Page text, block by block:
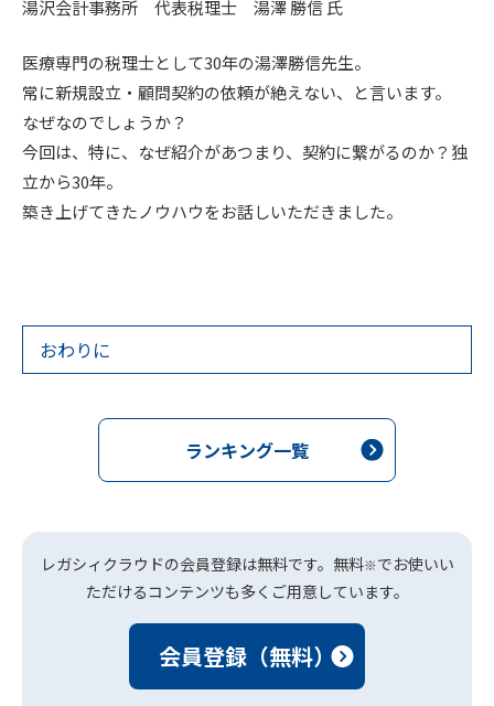
湯沢会計事務所 代表税理士 湯澤 勝信 氏
医療専門の税理士として30年の湯澤勝信先生。
常に新規設立・顧問契約の依頼が絶えない、と言います。
なぜなのでしょうか？
今回は、特に、なぜ紹介があつまり、契約に繋がるのか？独
立から30年。
築き上げてきたノウハウをお話しいただきました。
おわりに
ランキング一覧
レガシィクラウドの会員登録は無料です。無料※でお使いい
ただけるコンテンツも多くご用意しています。
会員登録（無料）